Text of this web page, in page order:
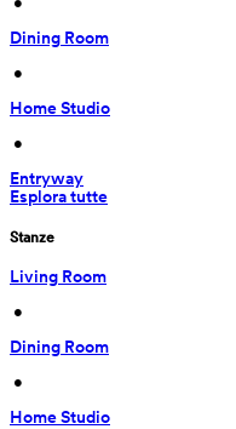
Dining Room
•
Home Studio
•
Entryway
Esplora tutte
Stanze
Living Room
•
Dining Room
•
Home Studio